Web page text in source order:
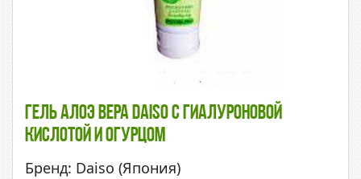
Гель Алоэ Вера Daiso С Гиалуроновой
Кислотой И Огурцом
Бренд: Daiso (Япония)